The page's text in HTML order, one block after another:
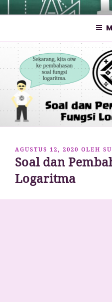
Lompat
ke
God used beautiful
DIPOSKAN
PADA
AGUSTUS 12, 2020 OLEH
Soal dan
Logaritma